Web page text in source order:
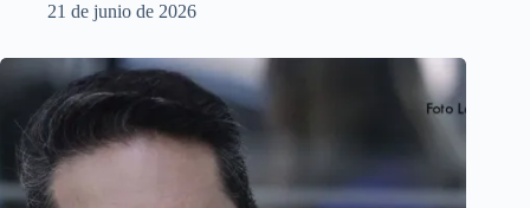
21 de junio de 2026